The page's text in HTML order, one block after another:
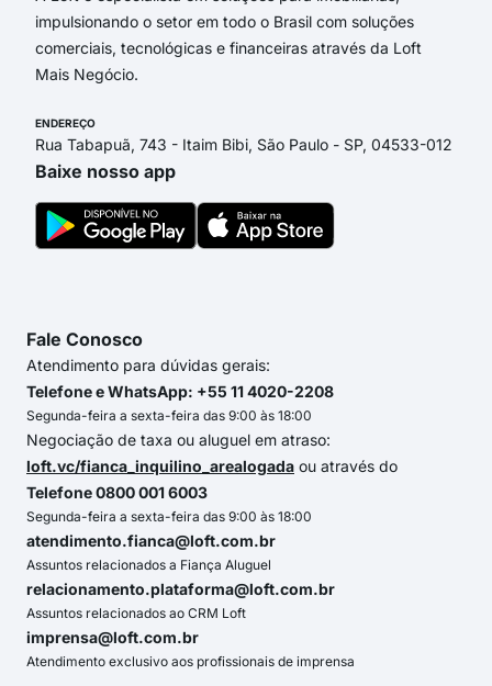
impulsionando o setor em todo o Brasil com soluções
comerciais, tecnológicas e financeiras através da Loft
Mais Negócio.
ENDEREÇO
Rua Tabapuã, 743 - Itaim Bibi, São Paulo - SP, 04533-012
Baixe nosso app
Fale Conosco
Atendimento para dúvidas gerais:
Telefone e WhatsApp: +55 11 4020-2208
Segunda-feira a sexta-feira das 9:00 às 18:00
Negociação de taxa ou aluguel em atraso:
loft.vc/fianca_inquilino_arealogada ou através do
Telefone 0800 001 6003
Segunda-feira a sexta-feira das 9:00 às 18:00
atendimento.fianca@loft.com.br
Assuntos relacionados a Fiança Aluguel
relacionamento.plataforma@loft.com.br
Assuntos relacionados ao CRM Loft
imprensa@loft.com.br
Atendimento exclusivo aos profissionais de imprensa